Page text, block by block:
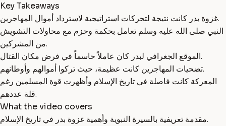
Key Takeaways
غزوة بدر كانت نتيجة لتحركات استراتيجية لاسترداد أموال المهاجرين.
النبي صلى الله عليه وسلم تعامل بحكمة وحزم مع محاولات التشويش
من المشركين.
الموقع الجغرافي لبدر كان عاملاً حاسماً في فرض مكان القتال.
تضحيات المهاجرين كانت عظيمة، حيث تركوا أموالهم وأوطانهم.
المعركة كانت فاصلة في تاريخ الإسلام وأظهرت قوة المسلمين رغم
قلة عددهم.
What the video covers
مقدمة تعريفية بالسيرة النبوية وأهمية غزوة بدر في تاريخ الإسلام.